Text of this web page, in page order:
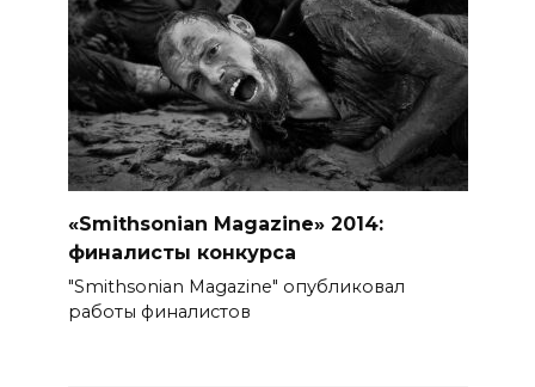
«Smithsonian Magazine» 2014:
финалисты конкурса
"Smithsonian Magazine" опубликовал
работы финалистов